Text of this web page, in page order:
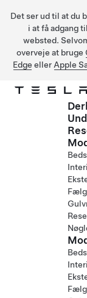
Det ser ud til at du
i at få adgang
websted.
overveje at bruge
Edge eller Apple
Gå til hovedindhold